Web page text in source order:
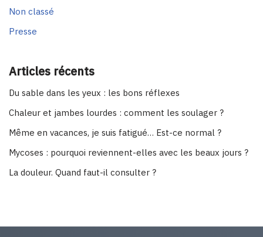
Non classé
Presse
Articles récents
Du sable dans les yeux : les bons réflexes
Chaleur et jambes lourdes : comment les soulager ?
Même en vacances, je suis fatigué… Est-ce normal ?
Mycoses : pourquoi reviennent-elles avec les beaux jours ?
La douleur. Quand faut-il consulter ?